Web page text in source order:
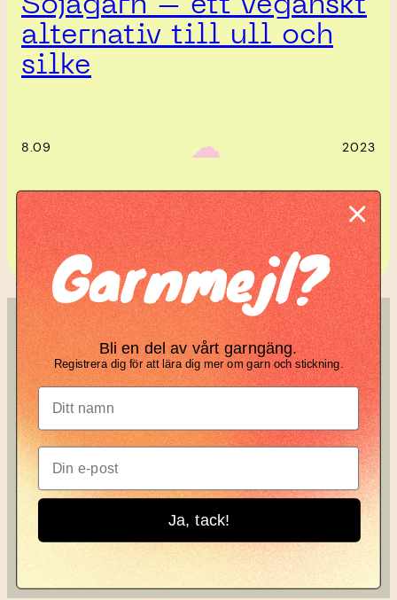
alternativ till ull och
silke
8.09 ‎ ‎‎ ☁︎‎‎ 2023
Komplett guide: Lär dig
tova din stickning
SÖK
Search
KNIT KNOT
Manifesto
Garnbrev
Garnmejl?
Bli en del av vårt garngäng.
Registrera dig för att lära dig mer om garn och stickning.
Ja, tack!